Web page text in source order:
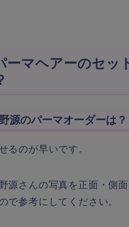
ーマヘアーのセッ
源のパーマオーダーは？
るのが早いです。
源さんの写真を正面・側
で参考にしてください。